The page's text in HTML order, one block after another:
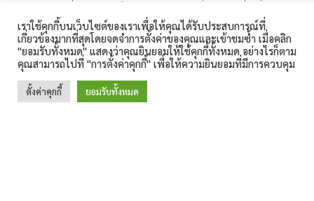
ประกาศโรงเรียนสิรินธร เรื่อง ประกาศผู้ชนะการเสนอราคา
ประกวดราคาจ้างเหมาจัดค่ายภาษาอังกฤษและทัศนศึกษาต่าง
ประเทศ สำหรับนักเรียนห้องเรียนพิเศษ EP ม.ต้น ด้วยวิธีประกวด
โรงเรียนสิรินธร 360 ถนนเทศบาล 1 ตำบลในเมือง อำเภอเมือง
สุรินทร์ จังหวัดสุรินทร์ 32000 โทรศัพท์ : 044-511-189
โทรสาร : 044-513-187 E-Mail :
sirindhorn.surin@gmail.com
เราใช้คุกกี้บนเว็บไซต์ของเราเพื่อให้คุณได้รับประสบการณ์ที่
เกี่ยวข้องมากที่สุดโดยจดจำการตั้งค่าของคุณและเข้าชมซ้ำ เมื่อคลิก
"ยอมรับทั้งหมด" แสดงว่าคุณยินยอมให้ใช้คุกกี้ทั้งหมด อย่างไรก็ตาม
คุณสามารถไปที่ "การตั้งค่าคุกกี้" เพื่อให้ความยินยอมที่มีการควบคุม
ตั้งค่าคุกกี้ ยอมรับทั้งหมด